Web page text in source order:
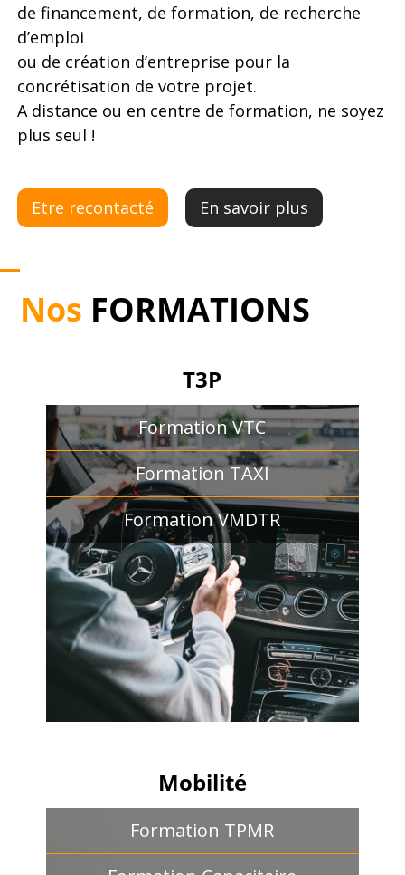
de financement, de formation, de recherche
d’emploi
ou de création d’entreprise pour la
concrétisation de votre projet.
A distance ou en centre de formation, ne soyez
plus seul !
Etre recontacté En savoir plus
Nos FORMATIONS
T3P
Formation VTC
Formation TAXI
Formation VMDTR
Mobilité
Formation TPMR